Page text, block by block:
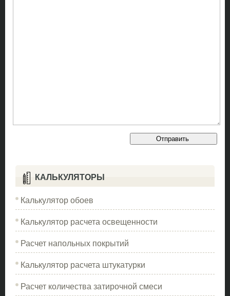
КАЛЬКУЛЯТОРЫ
Калькулятор обоев
Калькулятор расчета освещенности
Расчет напольных покрытий
Калькулятор расчета штукатурки
Расчет количества затирочной смеси